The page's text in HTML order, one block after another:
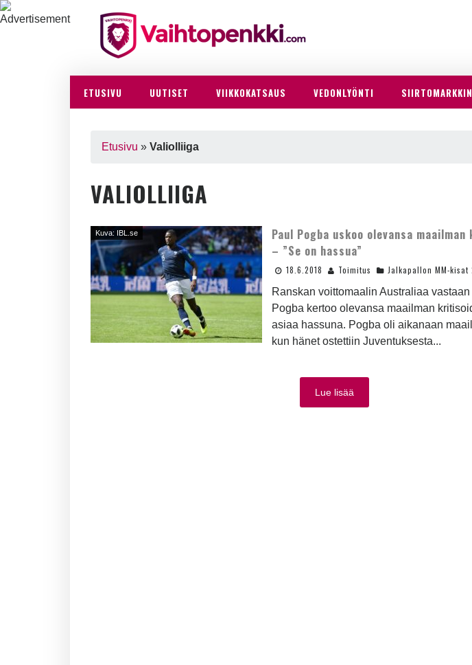
ETUSIVU UUTISET VIIKKOKATSAUS VEDONLYÖNTI
Etusivu » Valiolliiga
VALIOLLIIGA
Kuva: IBL.se
Paul Pogba uskoo olevansa
– ”Se on hassua”
18.6.2018 Toimitus Jalkapallon MM-kisat
Ranskan voittomaalin Australiaa vastaan
Pogba kertoo olevansa maailman
asiaa hassuna. Pogba oli aikanaan
kun hänet ostettiin Juventuksesta...
Lue lisää